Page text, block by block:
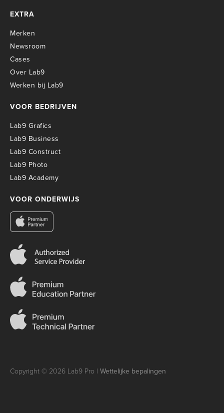
EXTRA
Merken
Newsroom
Cases
Over Lab9
Werken bij Lab9
VOOR BEDRIJVEN
Lab9 Grafics
Lab9 Business
Lab9 Construct
Lab9 Photo
Lab9 Academy
VOOR ONDERWIJS
Copyright © 2026 Lab9 Pro | Wettelijke bepalingen